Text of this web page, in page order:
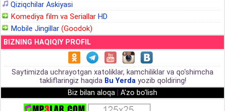
Qiziqchilar Askiyasi
Komediya film va Seriallar HD
Mobile Jingillar (Goodok)
BIZNING HAQIQIY PROFIL
Saytimizda uchrayotgan xatoliklar, kamchiliklar va qo'shimcha
takliflaringiz haqida Bu Yerdayozib qoldiring!
Biz bilan aloqa
A'zo bo'lish